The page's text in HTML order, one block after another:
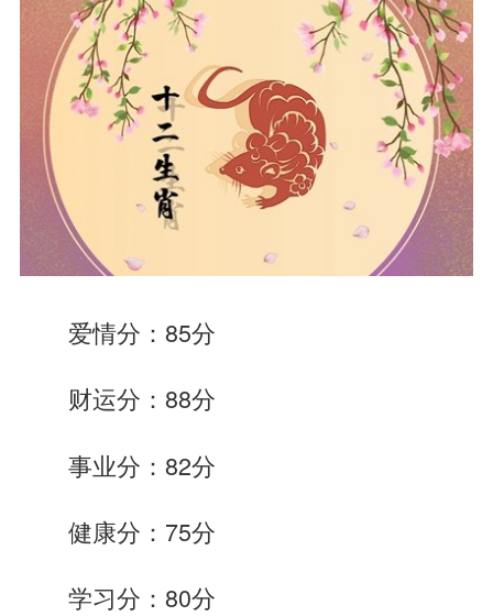
爱情分：85分
财运分：88分
事业分：82分
健康分：75分
学习分：80分